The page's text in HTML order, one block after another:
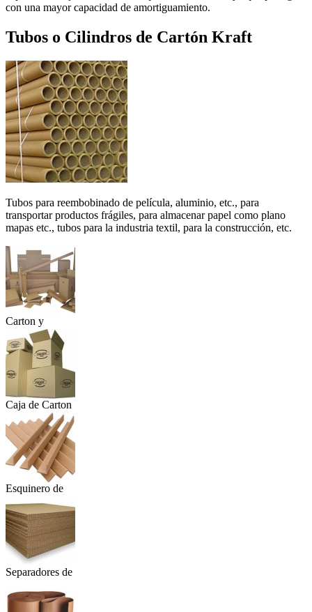
con una mayor capacidad de amortiguamiento.
Tubos o Cilindros de Cartón Kraft
Tubos para reembobinado de película, aluminio, etc., para
transportar productos frágiles, para almacenar papel como plano
mapas etc., tubos para la industria textil, para la construcción, etc.
Carton y
Deriva...
Caja de Carton
Esquinero de
Ca...
Separadores de